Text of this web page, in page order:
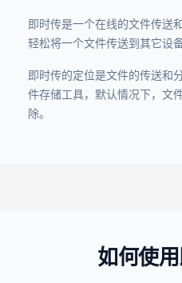
即时传是一个在线的文件传送
轻松将一个文件传送到其它设
即时传的定位是文件的传送和
件存储工具，默认情况下，文
除。
如何使用